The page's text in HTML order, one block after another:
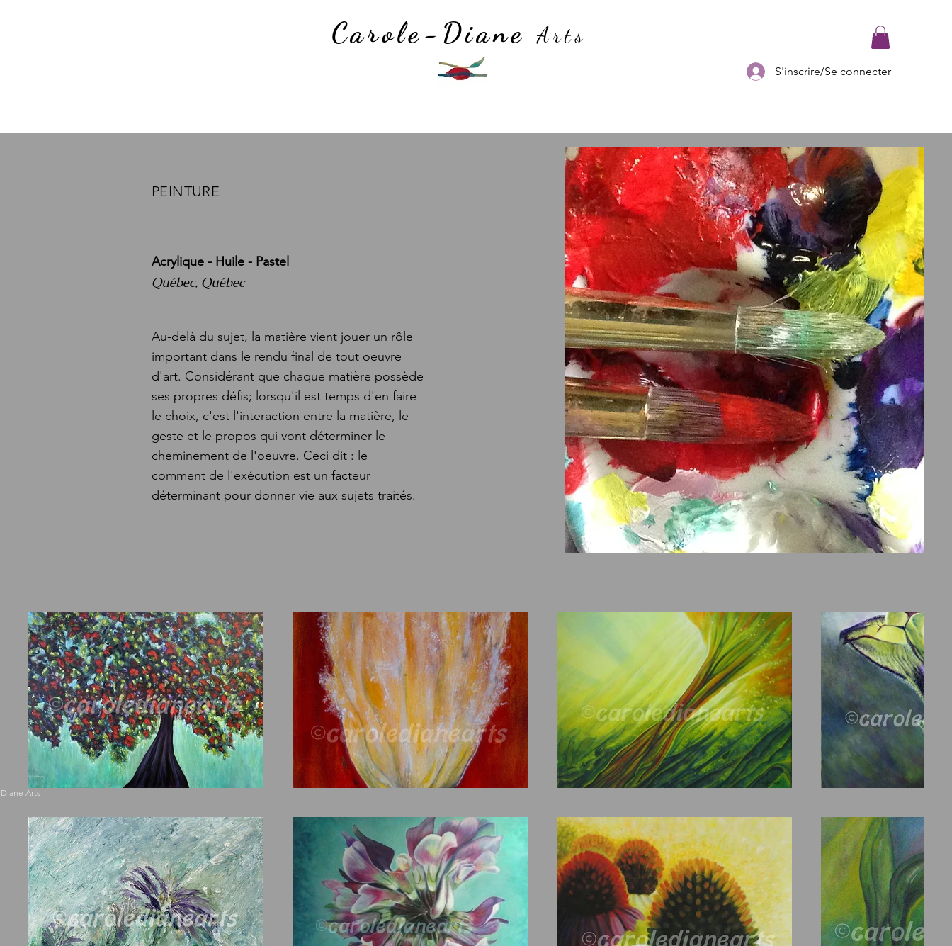
Carole-DianeArts
S'inscrire/Se connecter
PEINTURE
Acrylique - Huile - Pastel
Québec, Québec
Au-delà du sujet, la matière vient jouer un rôle
important dans le rendu final de tout oeuvre
d'art. Considérant que chaque matière possède
ses propres défis; lorsqu'il est temps d'en faire
le choix, c'est l'interaction entre la matière, le
geste et le propos qui vont déterminer le
cheminement de l'oeuvre. Ceci dit : le
comment de l'exécution est un facteur
déterminant pour donner vie aux sujets traités.
Arts